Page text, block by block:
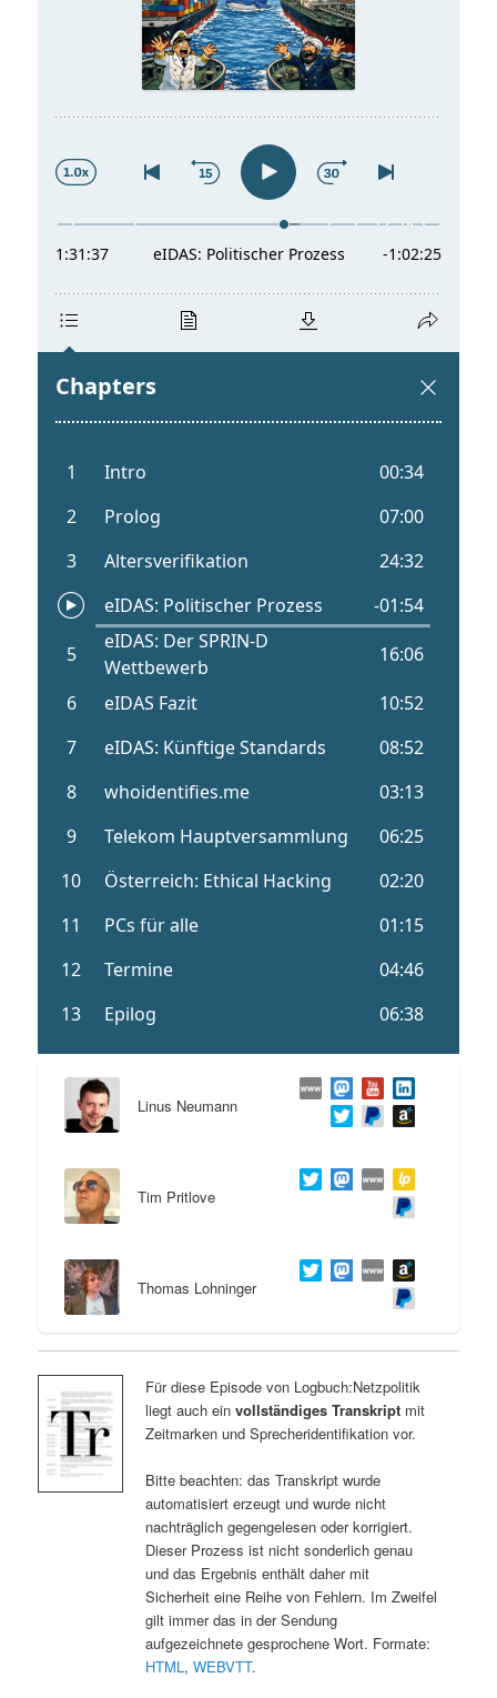
ng
n
Linus Neumann
Tim Pritlove
Thomas Lohninger
Für diese Episode von Logbuch:Netzpolitik
liegt auch ein vollständiges Transkriptmit
Zeitmarken und Sprecheridentifikation vor.
Bitte beachten: das Transkript wurde
automatisiert erzeugt und wurde nicht
nachträglich gegengelesen oder korrigiert.
Dieser Prozess ist nicht sonderlich genau
und das Ergebnis enthält daher mit
Sicherheit eine Reihe von Fehlern. Im Zweifel
gilt immer das in der Sendung
aufgezeichnete gesprochene Wort. Formate:
HTML, WEBVTT.